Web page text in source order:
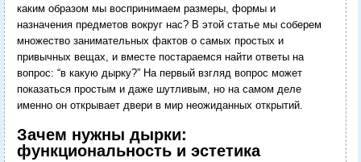
каким образом мы воспринимаем размеры, формы и
назначения предметов вокруг нас? В этой статье мы соберем
множество занимательных фактов о самых простых и
привычных вещах, и вместе постараемся найти ответы на
вопрос: “в какую дырку?” На первый взгляд вопрос может
показаться простым и даже шутливым, но на самом деле
именно он открывает двери в мир неожиданных открытий.
Зачем нужны дырки:
функциональность и эстетика